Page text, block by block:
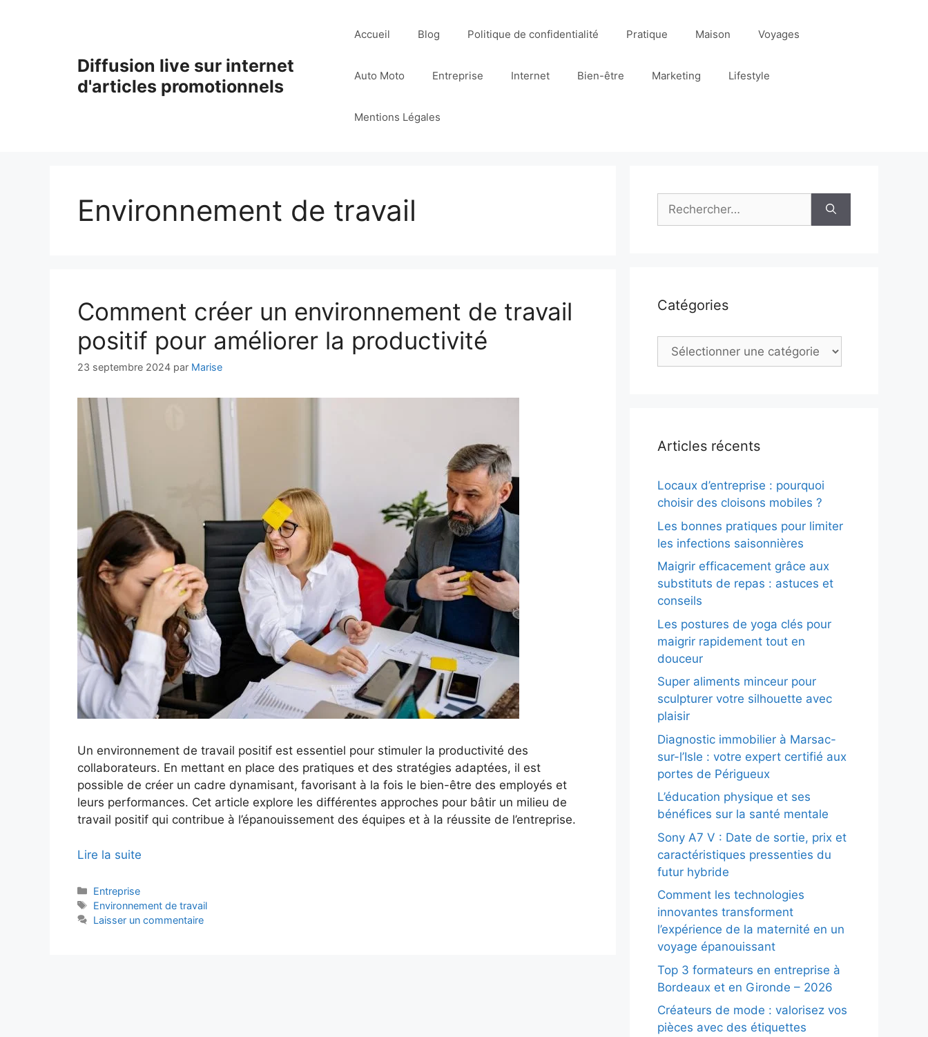
Diffusion live sur internet
d'articles promotionnels
Accueil Blog Politique de confidentialité Pratique Maison Voyages
Auto Moto Entreprise Internet Bien-être Marketing Lifestyle
Mentions Légales
Environnement de travail
Comment créer un environnement de travail
positif pour améliorer la productivité
23 septembre 2024 par Marise
Un environnement de travail positif est essentiel pour stimuler la productivité des
collaborateurs. En mettant en place des pratiques et des stratégies adaptées, il est
possible de créer un cadre dynamisant, favorisant à la fois le bien-être des employés et
leurs performances. Cet article explore les différentes approches pour bâtir un milieu de
travail positif qui contribue à l’épanouissement des équipes et à la réussite de l’entreprise.
Lire la suite
Catégories
Entreprise
Étiquettes
Environnement de travail
Laisser un commentaire
Rechercher :
Catégories
Catégories
Articles récents
Locaux d’entreprise : pourquoi
choisir des cloisons mobiles ?
Les bonnes pratiques pour limiter
les infections saisonnières
Maigrir efficacement grâce aux
substituts de repas : astuces et
conseils
Les postures de yoga clés pour
maigrir rapidement tout en
douceur
Super aliments minceur pour
sculpturer votre silhouette avec
plaisir
Diagnostic immobilier à Marsac-
sur-l’Isle : votre expert certifié aux
portes de Périgueux
L’éducation physique et ses
bénéfices sur la santé mentale
Sony A7 V : Date de sortie, prix et
caractéristiques pressenties du
futur hybride
Comment les technologies
innovantes transforment
l’expérience de la maternité en un
voyage épanouissant
Top 3 formateurs en entreprise à
Bordeaux et en Gironde – 2026
Créateurs de mode : valorisez vos
pièces avec des étiquettes